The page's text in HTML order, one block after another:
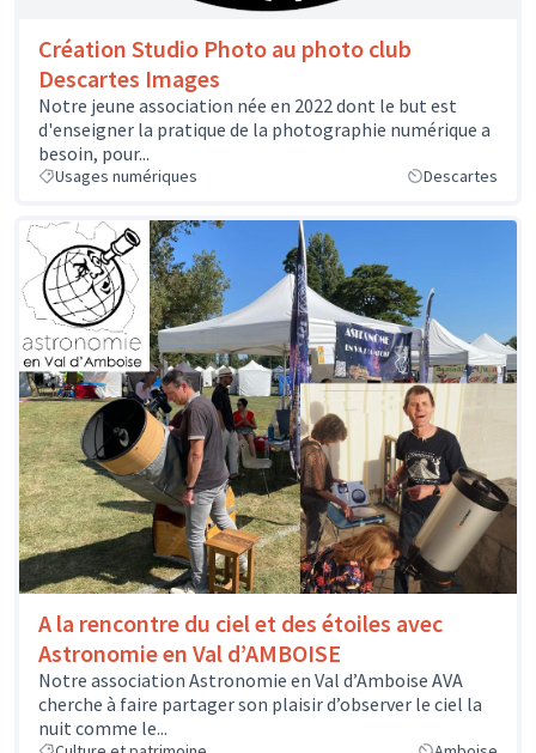
Création Studio Photo au photo club
Descartes Images
Notre jeune association née en 2022 dont le but est
d'enseigner la pratique de la photographie numérique a
besoin, pour...
Usages numériques Descartes
A la rencontre du ciel et des étoiles avec
Astronomie en Val d’AMBOISE
Notre association Astronomie en Val d’Amboise AVA
cherche à faire partager son plaisir d’observer le ciel la
nuit comme le...